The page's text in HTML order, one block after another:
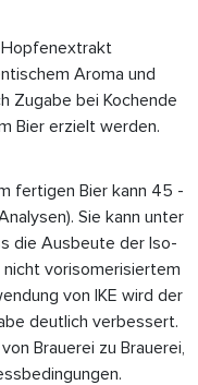
Aroma und
Zugabe bei Kochende
Bier erzielt werden.
fertigen Bier kann 45 -
Sie kann unter
die Ausbeute der Iso-
nicht vorisomerisiertem
von IKE wird der
deutlich verbessert.
Brauerei zu Brauerei,